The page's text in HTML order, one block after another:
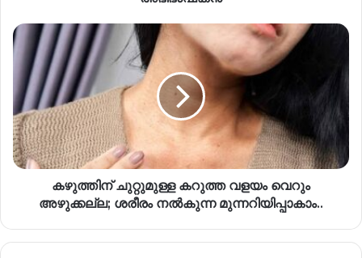
കഴുത്തിന് ചുറ്റുമുള്ള കറുത്ത വളയം വെറും
അഴുക്കല്ല; ശരീരം നൽകുന്ന മുന്നറിയിപ്പാകാം..